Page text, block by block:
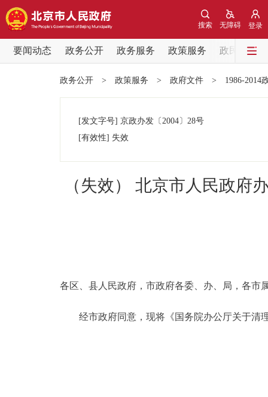
登录
无障碍
搜索
要闻动态 政务公开 政务服务 政策服务
政民互动
党中央精神
政务公开
政务公开 > 政策服务 > 政府文件 > 1986-2014
[发文字号] 京政办发 〔2004〕 28号
[有效性] 失效
（失效） 北京市人民政府
各区、县人民政府，市政府各委、办、局，各市
经市政府同意，现将《国务院办公厅关于清理